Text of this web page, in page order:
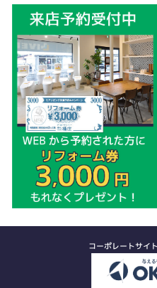
コーポレートサイ